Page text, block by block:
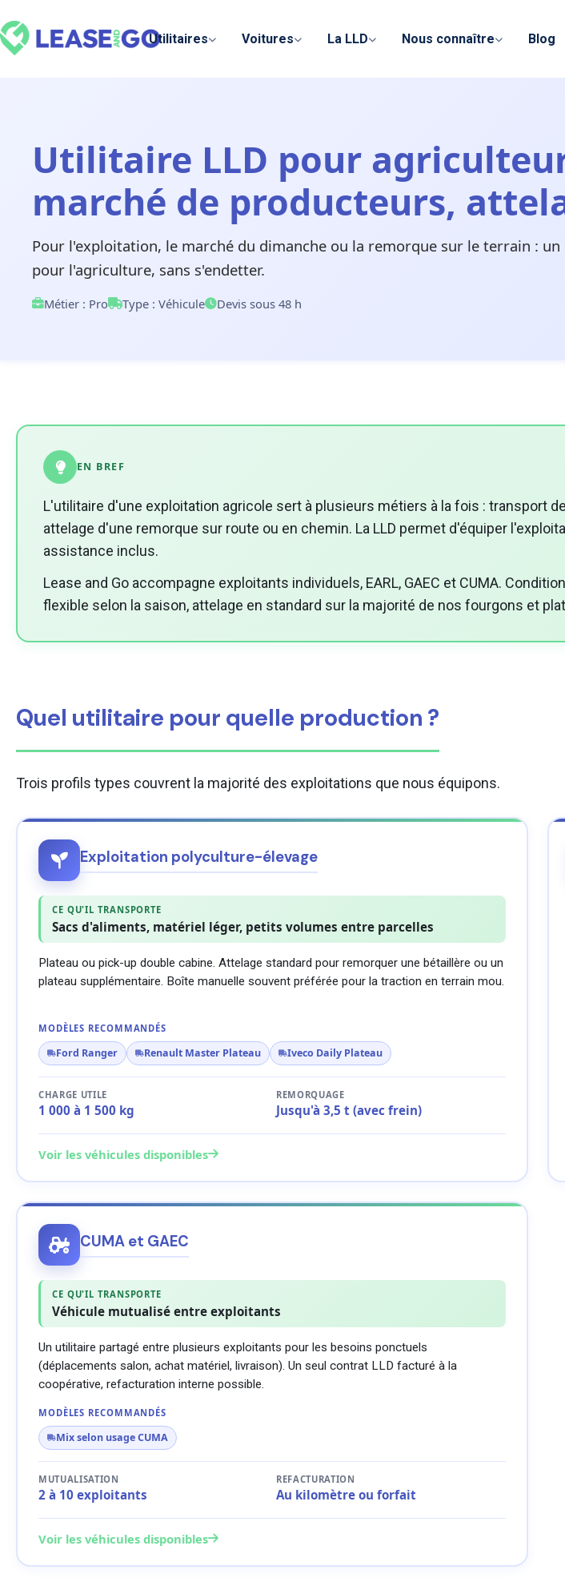
Utilitaires Voitures La LLD Nous connaître Blog
Utilitaire LLD pour
marché de producteurs,
Pour l'exploitation, le marché du dimanche ou la remorque sur le terrain :
pour l'agriculture, sans s'endetter.
Métier : Pro Type : Véhicule Devis sous 48 h
EN BREF
L'utilitaire d'une exploitation agricole sert à plusieurs métiers à la fois : transport
attelage d'une remorque sur route ou en chemin. La LLD permet d'équiper
assistance inclus.
Lease and Go accompagne exploitants individuels, EARL, GAEC et CUMA.
flexible selon la saison, attelage en standard sur la majorité de nos fourgons et
Quel utilitaire pour quelle production ?
Trois profils types couvrent la majorité des exploitations que nous équipons.
Exploitation polyculture-élevage
CE QU'IL TRANSPORTE
Sacs d'aliments, matériel léger, petits volumes entre parcelles
Plateau ou pick-up double cabine. Attelage standard pour remorquer une bétaillère ou un
plateau supplémentaire. Boîte manuelle souvent préférée pour la traction en terrain mou.
MODÈLES RECOMMANDÉS
Ford Ranger Renault Master Plateau Iveco Daily Plateau
CHARGE UTILE
1 000 à 1 500 kg
REMORQUAGE
Jusqu'à 3,5 t (avec frein)
Voir les véhicules disponibles
CUMA et GAEC
CE QU'IL TRANSPORTE
Véhicule mutualisé entre exploitants
Un utilitaire partagé entre plusieurs exploitants pour les besoins ponctuels
(déplacements salon, achat matériel, livraison). Un seul contrat LLD facturé à la
coopérative, refacturation interne possible.
MODÈLES RECOMMANDÉS
Mix selon usage CUMA
MUTUALISATION
2 à 10 exploitants
REFACTURATION
Au kilomètre ou forfait
Voir les véhicules disponibles